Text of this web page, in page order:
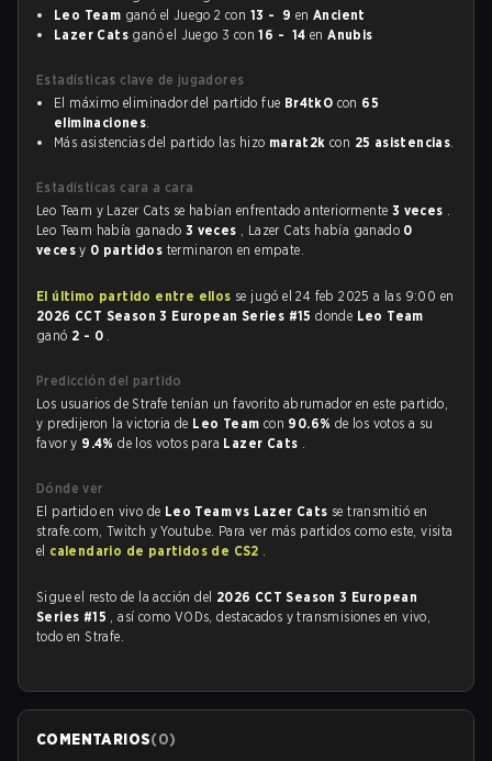
Leo Team ganó el Juego 2 con 13 - 9 enAncient
Lazer Cats ganó el Juego 3 con16 - 14 enAnubis
Estadísticas clave de jugadores
El máximo eliminador del partido fue Br4tkO con 65
eliminaciones.
Más asistencias del partido las hizo marat2k con 25 asistencias.
Estadísticas cara a cara
Leo Team y Lazer Cats se habían enfrentado anteriormente 3 veces .
Leo Team había ganado 3 veces , Lazer Cats había ganado 0
vecesy 0 partidos terminaron en empate.
El último partido entre ellos se jugó el 24 feb 2025 a las 9:00 en
2026 CCT Season 3 European Series #15donde Leo Team
ganó 2 - 0 .
Predicción del partido
Los usuarios de Strafe tenían un favorito abrumador en este partido,
y predijeron la victoria de Leo Team con 90.6% de los votos a su
favor y 9.4%de los votos para Lazer Cats .
Dónde ver
El partido en vivo de Leo Team vs Lazer Cats se transmitió en
strafe.com, Twitch y Youtube. Para ver más partidos como este, visita
el calendario de partidos de CS2 .
Sigue el resto de la acción del 2026 CCT Season 3 European
Series #15 , así como VODs, destacados y transmisiones en vivo,
todo en Strafe.
COMENTARIOS(0)